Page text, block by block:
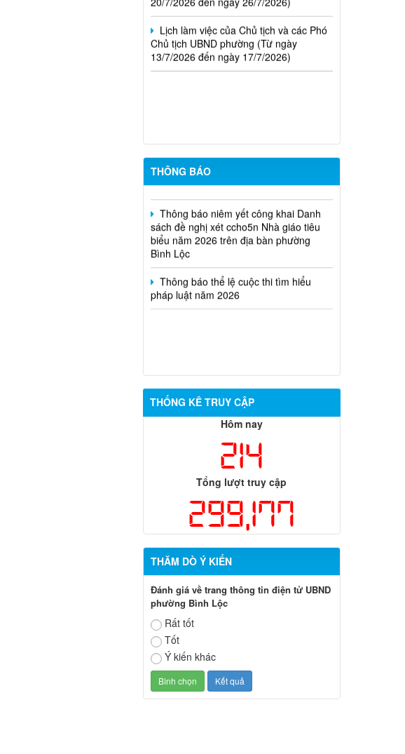
Lịch làm việc của Chủ tịch và các Phó
Chủ tịch UBND phường (Từ ngày
13/7/2026 đến ngày 17/7/2026)
THÔNG BÁO
kiện dư thi vòng 2 kỳ tuyển dụng viên
chức Trung tâm Dịch vụ tổng hợp
phường Bình Lộc năm 2026
Thông báo niêm yết công khai Danh
sách đề nghị xét ccho5n Nhà giáo tiêu
biểu năm 2026 trên địa bàn phường
Bình Lộc
Thông báo thể lệ cuộc thi tìm hiểu
pháp luật năm 2026
THỐNG KÊ TRUY CẬP
Hôm nay
214
Tổng lượt truy cập
299,177
THĂM DÒ Ý KIẾN
Đánh giá về trang thông tin điện tử UBND
phường Bình Lộc
Rất tốt
Tốt
Ý kiến khác